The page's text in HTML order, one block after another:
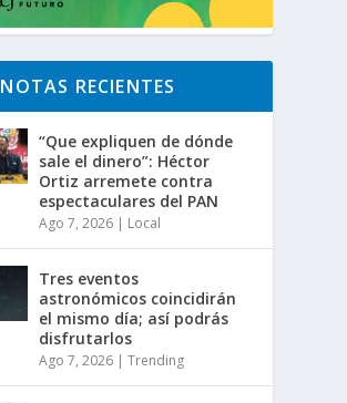
NOTAS RECIENTES
“Que expliquen de dónde
sale el dinero”: Héctor
Ortiz arremete contra
espectaculares del PAN
Ago 7, 2026 | Local
Tres eventos
astronómicos coincidirán
el mismo día; así podrás
disfrutarlos
Ago 7, 2026 |Trending